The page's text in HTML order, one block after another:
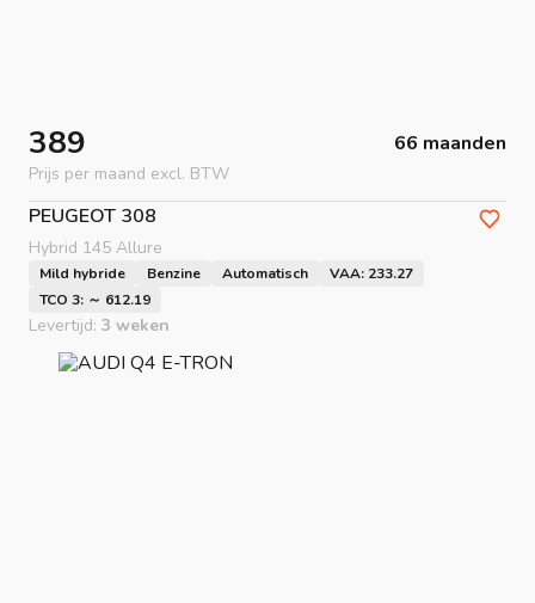
389 66 maanden
Prijs per maand excl. BTW
PEUGEOT 308
Hybrid 145 Allure
Mild hybride Benzine Automatisch
VAA: 233.27
TCO 3: ～ 612.19
Levertijd: 3 weken